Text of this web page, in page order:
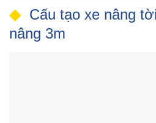
Cấu tạo xe nâng
nâng 3m